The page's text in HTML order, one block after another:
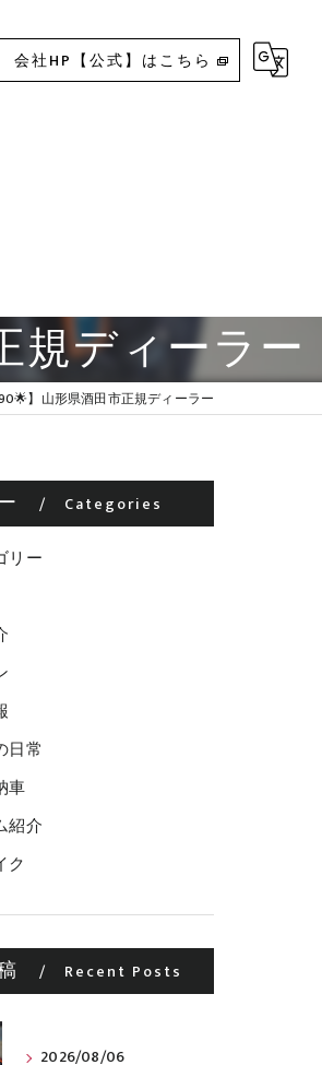
会社HP【公式】はこちら
規ディーラー
】山形県酒田市正規ディーラー
Categories
リー
日常
車
紹介
ク
Recent Posts
2026/08/06